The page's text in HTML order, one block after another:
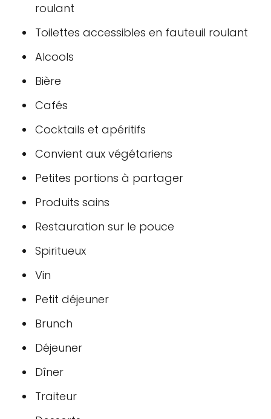
roulant
Toilettes accessibles en fauteuil roulant
Alcools
Bière
Cafés
Cocktails et apéritifs
Convient aux végétariens
Petites portions à partager
Produits sains
Restauration sur le pouce
Spiritueux
Vin
Petit déjeuner
Brunch
Déjeuner
Dîner
Traiteur